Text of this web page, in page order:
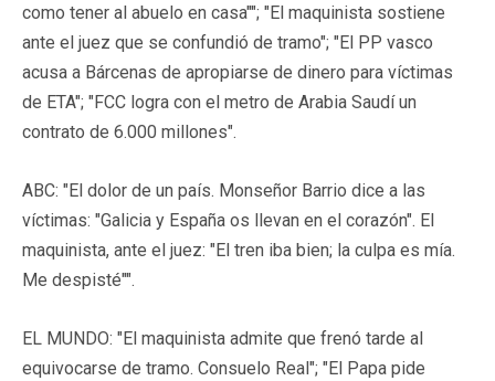
como tener al abuelo en casa""; "El maquinista sostiene
ante el juez que se confundió de tramo"; "El PP vasco
acusa a Bárcenas de apropiarse de dinero para víctimas
de ETA"; "FCC logra con el metro de Arabia Saudí un
contrato de 6.000 millones".
ABC: "El dolor de un país. Monseñor Barrio dice a las
víctimas: "Galicia y España os llevan en el corazón". El
maquinista, ante el juez: "El tren iba bien; la culpa es mía.
Me despisté"".
EL MUNDO: "El maquinista admite que frenó tarde al
equivocarse de tramo. Consuelo Real"; "El Papa pide